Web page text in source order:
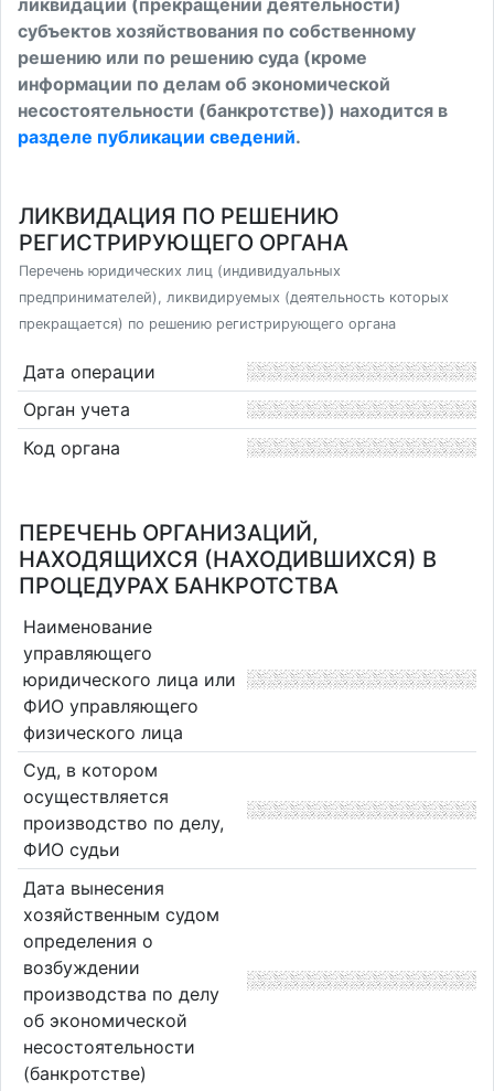
ликвидации (прекращении деятельности)
субъектов хозяйствования по собственному
решению или по решению суда (кроме
информации по делам об экономической
несостоятельности (банкротстве)) находится в
разделе публикации сведений.
ЛИКВИДАЦИЯ ПО РЕШЕНИЮ
РЕГИСТРИРУЮЩЕГО ОРГАНА
Перечень юридических лиц (индивидуальных
предпринимателей), ликвидируемых (деятельность которых
прекращается) по решению регистрирующего органа
Дата операции
Орган учета
Код органа
ПЕРЕЧЕНЬ ОРГАНИЗАЦИЙ,
НАХОДЯЩИХСЯ (НАХОДИВШИХСЯ) В
ПРОЦЕДУРАХ БАНКРОТСТВА
Наименование
управляющего
юридического лица или
ФИО управляющего
физического лица
Суд, в котором
осуществляется
производство по делу,
ФИО судьи
Дата вынесения
хозяйственным судом
определения о
возбуждении
производства по делу
об экономической
несостоятельности
(банкротстве)